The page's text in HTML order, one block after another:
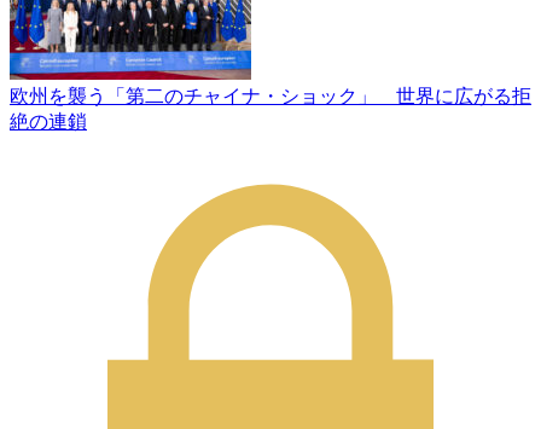
欧州を襲う「第二のチャイナ・ショック」 世界に広がる拒
絶の連鎖